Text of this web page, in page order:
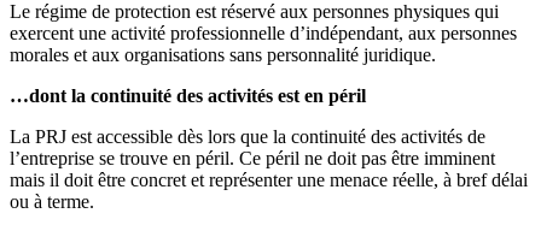
Le régime de protection est réservé aux personnes physiques qui
exercent une activité professionnelle d’indépendant, aux personnes
morales et aux organisations sans personnalité juridique.
…dont la continuité des activités est en péril
La PRJ est accessible dès lors que la continuité des activités de
l’entreprise se trouve en péril. Ce péril ne doit pas être imminent
mais il doit être concret et représenter une menace réelle, à bref délai
ou à terme.